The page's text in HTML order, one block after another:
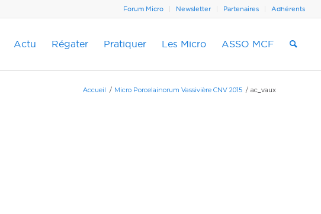
Forum Micro Newsletter Partenaires Adhérents
Actu Régater Pratiquer Les Micro ASSO MCF
Accueil / Micro Porcelainorum Vassivière CNV 2015 / ac_vaux